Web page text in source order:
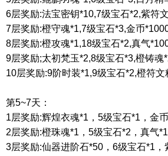
6层奖励:法宝密钥*10,7级宝石*2,紫符
7层奖励:橙守魂*1,7级宝石*3,金币
8层奖励:橙攻魂*1,18级宝石*2,真气
9层奖励;太初梵玉*2,8级宝石*3,橙铸魂
10层奖励:9阶时装*1,9级宝石*2,橙符文
第5~7天：
1层奖励:辉煌衣魂*1，5级宝石*1，金
2层奖励:橙珠魂*1，5级宝石*2，真气
3层奖励:仙器进阶石*50，6级宝石*1，